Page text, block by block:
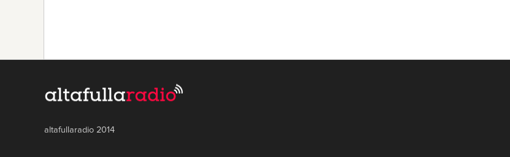
altafullaradio 2014